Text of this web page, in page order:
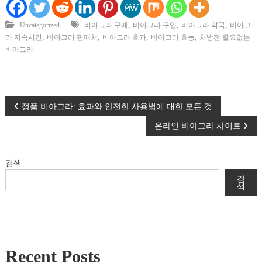
Uncategorized 비아그라 구매 , 비아그라 구입 , 비아그라 약국, 비아그
라 지속시간, 비아그라 판매처 , 비아그라 효과, 비아그라 효능, 처방전 필요없는
비아그라
글
색
정품 비아그라: 효과와 안전한 사용법에 대한 모든 것
온라인 비아그라 사이트
검색
검
색
Recent Posts